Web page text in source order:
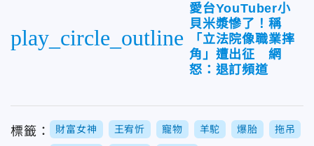
play_circle_outline
愛台YouTuber小
貝米漿慘了！稱
「立法院像職業摔
角」遭出征 網
怒：退訂頻道
標籤： 財富女神 王宥忻 寵物 羊駝 爆胎 拖吊